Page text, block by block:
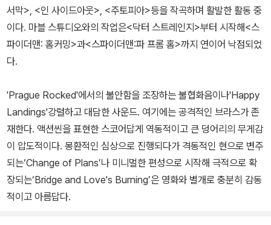
서막>, <인 사이드아웃>, <주토피아>등을 작곡하며 활발한 활동 중
이다. 마블 스튜디오와의 작업은<닥터 스트레인지>부터 시작해<스
파이더맨: 홈커밍>과<스파이더맨:파 프롬 홈>까지 연이어 낙점되었
다.
'Prague Rocked'에서의 불안함을 조장하는 불협화음이나'Happy
Landings'강렬하고 대담한 사운드. 여기에는 공격적인 브라스가 존
재한다. 액션씬을 표현한 스코어답게 역동적이고 큰 덩어리의 무게감
이 압도적이다. 몽환적인 심상으로 진행되다가 격동적인 현으로 변주
되는‘Change of Plans’나 미니멀한 편성으로 시작해 극적으로 확
장되는‘Bridge and Love's Burning’은 영화와 별개로 충분히 감동
적이고 아름답다.